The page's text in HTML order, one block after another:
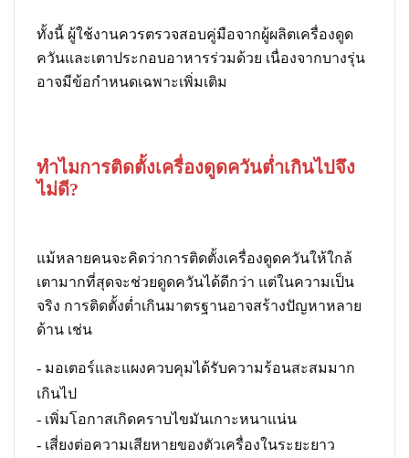
ทั้งนี้ ผู้ใช้งานควรตรวจสอบคู่มือจากผู้ผลิตเครื่องดูด
ควันและเตาประกอบอาหารร่วมด้วย เนื่องจากบางรุ่น
อาจมีข้อกำหนดเฉพาะเพิ่มเติม
ทำไมการติดตั้งเครื่องดูดควันต่ำเกินไปจึง
ไม่ดี?
แม้หลายคนจะคิดว่าการติดตั้งเครื่องดูดควันให้ใกล้
เตามากที่สุดจะช่วยดูดควันได้ดีกว่า แต่ในความเป็น
จริง การติดตั้งต่ำเกินมาตรฐานอาจสร้างปัญหาหลาย
ด้าน เช่น
- มอเตอร์และแผงควบคุมได้รับความร้อนสะสมมาก
เกินไป
- เพิ่มโอกาสเกิดคราบไขมันเกาะหนาแน่น
- เสี่ยงต่อความเสียหายของตัวเครื่องในระยะยาว